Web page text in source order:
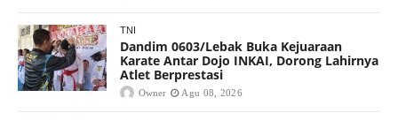
TNI
Dandim 0603/Lebak Buka Kejuaraan
Karate Antar Dojo INKAI, Dorong Lahirnya
Atlet Berprestasi
Owner Agu 08, 2026